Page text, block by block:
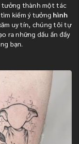
tưởng thành một tác
kiếm ý tưởng hình
uy tín, chúng tôi tự
ra những dấu ấn đầy
bạn.